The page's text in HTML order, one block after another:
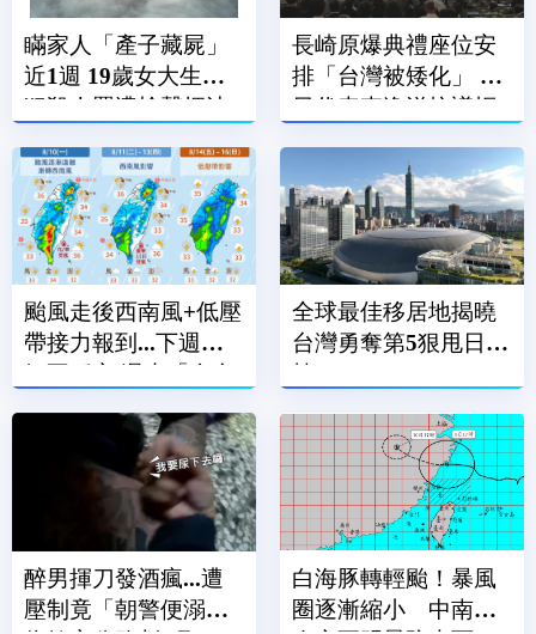
瞞家人「產子藏屍」
近1週 19歲女大生涉
犯殺人罪遭檢聲押法
長崎原爆典禮座位安
排「台灣被矮化」 駐
日代表李逸洋抗議拒
颱風走後西南風+低壓
帶接力報到...下週天
氣不穩定 週末「全台
全球最佳移居地揭曉
台灣勇奪第5狠甩日.
韓
醉男揮刀發酒瘋...遭
壓制竟「朝警便溺」
白海豚轉輕颱！暴風
圈逐漸縮小 中南部